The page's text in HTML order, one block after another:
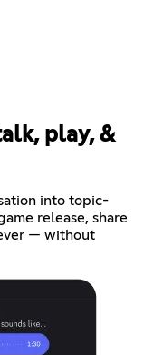
play, &
into topic-
release, share
— without